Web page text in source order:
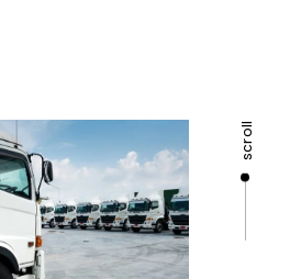
scroll